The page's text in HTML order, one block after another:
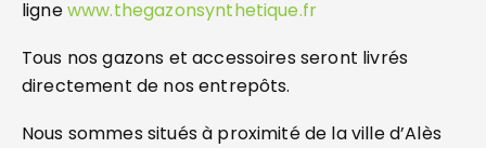
lignewww.thegazonsynthetique.fr
Tous nos gazons et accessoires seront livrés
directement de nos entrepôts.
Nous sommes situés à proximité de la ville d’Alès